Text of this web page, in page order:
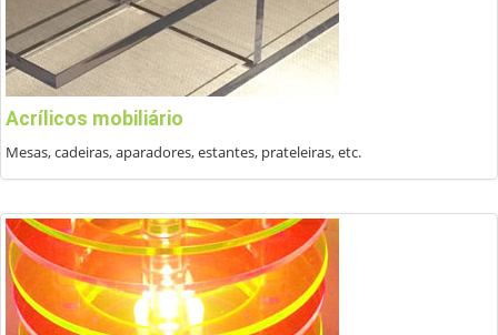
Acrílicos mobiliário
Mesas, cadeiras, aparadores, estantes, prateleiras, etc.